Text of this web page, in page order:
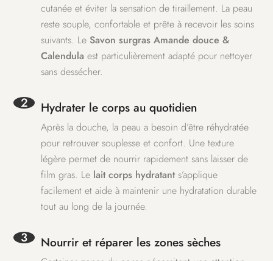
cutanée et éviter la sensation de tiraillement. La peau
reste souple, confortable et prête à recevoir les soins
suivants. LeSavon surgras Amande douce &
Calendula est particulièrement adapté pour nettoyer
sans dessécher.
2 Hydrater le corps au quotidien
Après la douche, la peau a besoin d’être réhydratée
pour retrouver souplesse et confort. Une texture
légère permet de nourrir rapidement sans laisser de
film gras. Le lait corps hydratants’applique
facilement et aide à maintenir une hydratation durable
tout au long de la journée.
3 Nourrir et réparer les zones sèches